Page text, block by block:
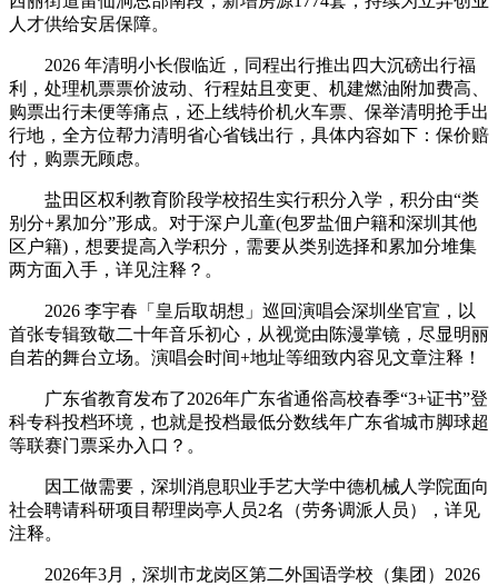
人才供给安居保障。
2026 年清明小长假临近，同程出行推出四大沉磅出行福
利，处理机票票价波动、行程姑且变更、机建燃油附加费高、
购票出行未便等痛点，还上线特价机火车票、保举清明抢手出
行地，全方位帮力清明省心省钱出行，具体内容如下：保价赔
付，购票无顾虑。
盐田区权利教育阶段学校招生实行积分入学，积分由“类
别分+累加分”形成。对于深户儿童(包罗盐佃户籍和深圳其他
区户籍)，想要提高入学积分，需要从类别选择和累加分堆集
两方面入手，详见注释？。
2026 李宇春「皇后取胡想」巡回演唱会深圳坐官宣，以
首张专辑致敬二十年音乐初心，从视觉由陈漫掌镜，尽显明丽
自若的舞台立场。演唱会时间+地址等细致内容见文章注释！
广东省教育发布了2026年广东省通俗高校春季“3+证书”登
科专科投档环境，也就是投档最低分数线年广东省城市脚球超
等联赛门票采办入口？。
因工做需要，深圳消息职业手艺大学中德机械人学院面向
社会聘请科研项目帮理岗亭人员2名（劳务调派人员），详见
注释。
2026年3月，深圳市龙岗区第二外国语学校（集团）2026